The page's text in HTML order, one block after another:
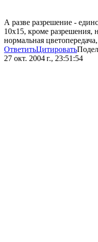
А разве разрешение -
10х15, кроме
нормальная
ОтветитьЦитировать
27 окт. 2004 г., 23:51:54